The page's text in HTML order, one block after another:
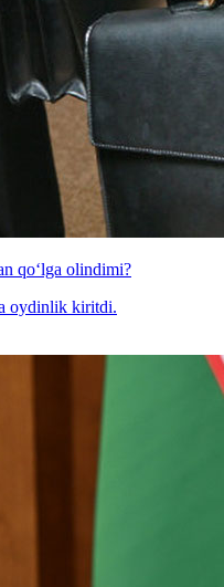
qo‘lga olindimi?
oydinlik kiritdi.